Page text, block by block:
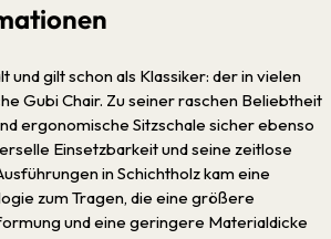
und gilt schon als Klassiker: der in vielen
Gubi Chair. Zu seiner raschen Beliebtheit
ergonomische Sitzschale sicher ebenso
Einsetzbarkeit und seine zeitlose
in Schichtholz kam eine
zum Tragen, die eine größere
und eine geringere Materialdicke